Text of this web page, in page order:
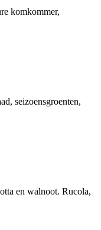
komkommer,
seizoensgroenten,
en walnoot. Rucola,